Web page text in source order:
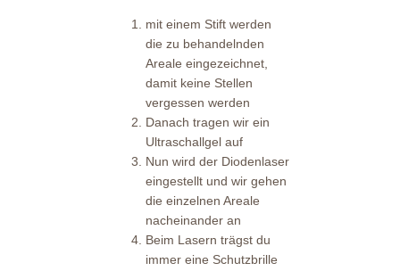
mit einem Stift werden
die zu behandelnden
Areale eingezeichnet,
damit keine Stellen
vergessen werden
Danach tragen wir ein
Ultraschallgel auf
Nun wird der Diodenlaser
eingestellt und wir gehen
die einzelnen Areale
nacheinander an
Beim Lasern trägst du
immer eine Schutzbrille